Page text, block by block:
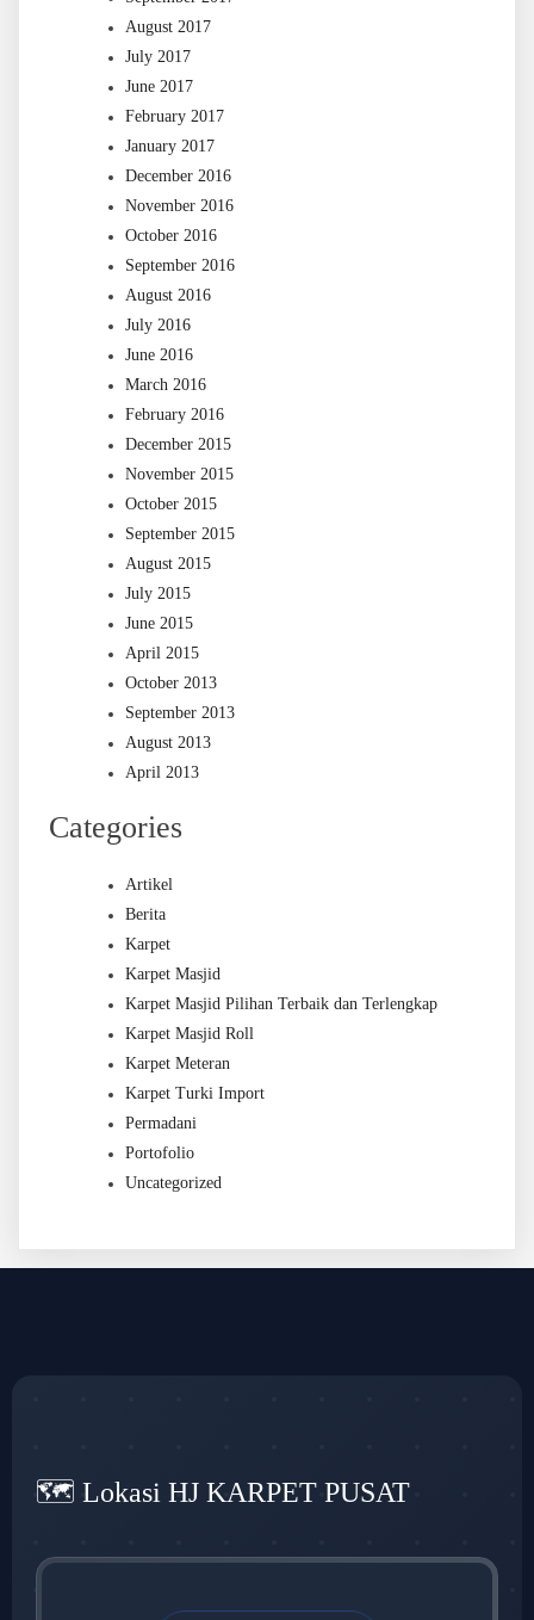
August 2017
July 2017
June 2017
February 2017
January 2017
December 2016
November 2016
October 2016
September 2016
August 2016
July 2016
June 2016
March 2016
February 2016
December 2015
November 2015
October 2015
September 2015
August 2015
July 2015
June 2015
April 2015
October 2013
September 2013
August 2013
April 2013
Categories
Artikel
Berita
Karpet
Karpet Masjid
Karpet Masjid Pilihan Terbaik dan Terlengkap
Karpet Masjid Roll
Karpet Meteran
Karpet Turki Import
Permadani
Portofolio
Uncategorized
🗺️ Lokasi HJ KARPET PUSAT